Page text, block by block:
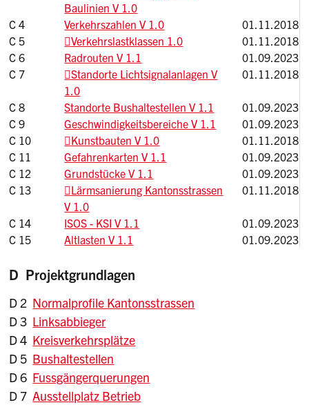
Baulinien V 1.0
C 4 Verkehrszahlen V 1.0
01.11.2018
C 5
Verkehrslastklassen 1.0
01.11.2018
C 6
Radrouten V 1.1
01.09.2023
C 7
Standorte Lichtsignalanlagen V
1.0
01.11.2018
C 8 Standorte Bushaltestellen V 1.1
01.09.2023
C 9
Geschwindigkeitsbereiche V 1.1
01.09.2023
C 10
Kunstbauten V 1.0
01.11.2018
C 11
Gefahrenkarten V 1.1
01.09.2023
C 12
Grundstücke V 1.1
01.09.2023
C 13
Lärmsanierung Kantonsstrassen
V 1.0
01.11.2018
C 14 ISOS - KSI V 1.1
01.09.2023
C 15
Altlasten V 1.1 01.09.2023
D Projektgrundlagen
D 2 Normalprofile Kantonsstrassen
D 3 Linksabbieger
D 4 Kreisverkehrsplätze
D 5 Bushaltestellen
D 6 Fussgängerquerungen
D 7Ausstellplatz Betrieb